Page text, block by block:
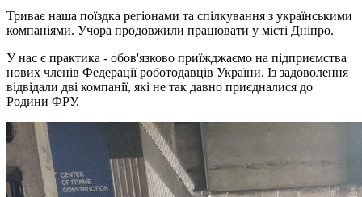
Триває наша поїздка регіонами та спілкування з українськими
компаніями. Учора продовжили працювати у місті Дніпро.
У нас є практика - обов'язково приїжджаємо на підприємства
нових членів Федерації роботодавців України. Із задоволення
відвідали дві компанії, які не так давно приєдналися до
Родини ФРУ.